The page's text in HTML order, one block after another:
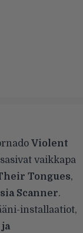
Violent
vaikkapa
Tongues,
Scanner.
installaatiot,
ja